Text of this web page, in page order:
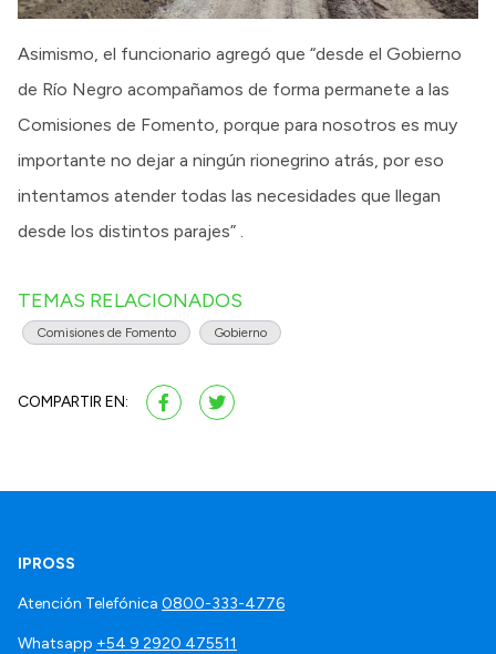
Asimismo, el funcionario agregó que “desde el Gobierno
de Río Negro acompañamos de forma permanete a las
Comisiones de Fomento, porque para nosotros es muy
importante no dejar a ningún rionegrino atrás, por eso
intentamos atender todas las necesidades que llegan
desde los distintos parajes” .
TEMAS RELACIONADOS
Comisiones de Fomento Gobierno
COMPARTIR EN:
IPROSS
Atención Telefónica 0800-333-4776
Whatsapp +54 9 2920 475511